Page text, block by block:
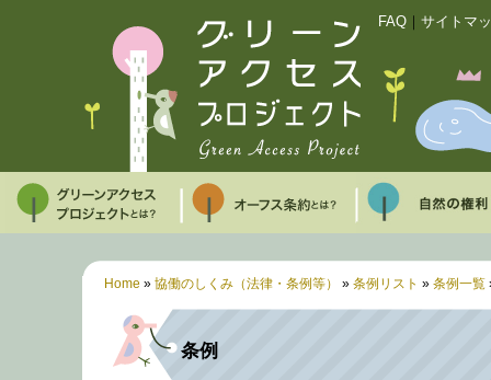
FAQ サイトマ
Home » 協働のしくみ（法律・条例等） » 条例リスト » 条例一覧
条例